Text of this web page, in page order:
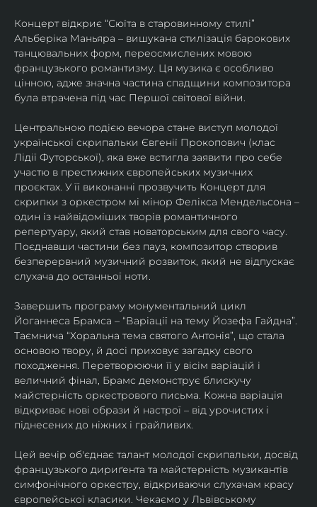
Концерт відкриє “Сюїта в старовинному стилі”
Альберіка Маньяра – вишукана стилізація барокових
танцювальних форм, переосмислених мовою
французького романтизму. Ця музика є особливо
цінною, адже значна частина спадщини композитора
була втрачена під час Першої світової війни.
Центральною подією вечора стане виступ молодої
української скрипальки Євгенії Прокопович (клас
Лідії Футорської), яка вже встигла заявити про себе
участю в престижних європейських музичних
проєктах. У її виконанні прозвучить Концерт для
скрипки з оркестром мі мінор Фелікса Мендельсона –
один із найвідоміших творів романтичного
репертуару, який став новаторським для свого часу.
Поєднавши частини без пауз, композитор створив
безперервний музичний розвиток, який не відпускає
слухача до останньої ноти.
Завершить програму монументальний цикл
Йоганнеса Брамса – “Варіації на тему Йозефа Гайдна”.
Таємнича “Хоральна тема святого Антонія”, що стала
основою твору, й досі приховує загадку свого
походження. Перетворюючи її у вісім варіацій і
величний фінал, Брамс демонструє блискучу
майстерність оркестрового письма. Кожна варіація
відкриває нові образи й настрої – від урочистих і
піднесених до ніжних і грайливих.
Цей вечір об'єднає талант молодої скрипальки, досвід
французького дириґента та майстерність музикантів
симфонічного оркестру, відкриваючи слухачам красу
європейської класики. Чекаємо у Львівському